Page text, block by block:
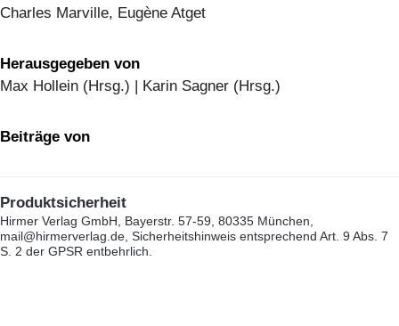
Charles Marville, Eugène Atget
Herausgegeben von
Max Hollein (Hrsg.) | Karin Sagner (Hrsg.)
Beiträge von
Produktsicherheit
Hirmer Verlag GmbH, Bayerstr. 57-59, 80335 München,
mail@hirmerverlag.de, Sicherheitshinweis entsprechend Art. 9 Abs. 7
S. 2 der GPSR entbehrlich.